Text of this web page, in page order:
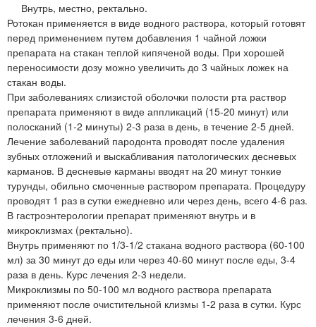
Внутрь, местно, ректально.
Ротокан применяется в виде водного раствора, который готовят
перед применением путем добавления 1 чайной ложки
препарата на стакан теплой кипяченой воды. При хорошей
переносимости дозу можно увеличить до 3 чайных ложек на
стакан воды.
При заболеваниях слизистой оболочки полости рта раствор
препарата применяют в виде аппликаций (15-20 минут) или
полосканий (1-2 минуты) 2-3 раза в день, в течение 2-5 дней.
Лечение заболеваний пародонта проводят после удаления
зубных отложений и выскабливания патологических десневых
карманов. В десневые карманы вводят на 20 минут тонкие
турунды, обильно смоченные раствором препарата. Процедуру
проводят 1 раз в сутки ежедневно или через день, всего 4-6 раз.
В гастроэнтерологии препарат применяют внутрь и в
микроклизмах (ректально).
Внутрь применяют по 1/3-1/2 стакана водного раствора (60-100
мл) за 30 минут до еды или через 40-60 минут после еды, 3-4
раза в день. Курс лечения 2-3 недели.
Микроклизмы по 50-100 мл водного раствора препарата
применяют после очистительной клизмы 1-2 раза в сутки. Курс
лечения 3-6 дней.